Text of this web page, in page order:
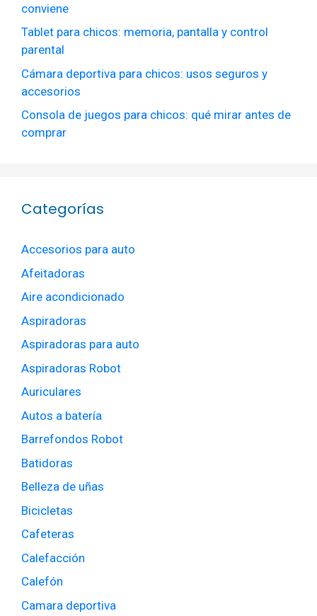
conviene
Tablet para chicos: memoria, pantalla y control
parental
Cámara deportiva para chicos: usos seguros y
accesorios
Consola de juegos para chicos: qué mirar antes de
comprar
Categorías
Accesorios para auto
Afeitadoras
Aire acondicionado
Aspiradoras
Aspiradoras para auto
Aspiradoras Robot
Auriculares
Autos a batería
Barrefondos Robot
Batidoras
Belleza de uñas
Bicicletas
Cafeteras
Calefacción
Calefón
Camara deportiva